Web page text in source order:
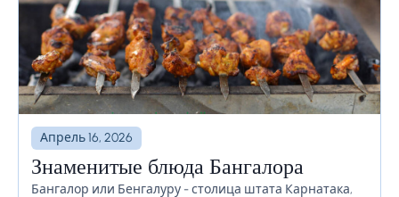
Апрель 16, 2026
Знаменитые блюда Бангалора
Бангалор или Бенгалуру - столица штата Карнатака,